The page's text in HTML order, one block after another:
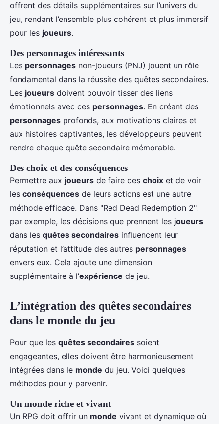
offrent des détails supplémentaires sur l’univers du
jeu, rendant l’ensemble plus cohérent et plus immersif
pour les joueurs.
Des personnages intéressants
Les personnages non-joueurs (PNJ) jouent un rôle
fondamental dans la réussite des quêtes secondaires.
Les joueurs doivent pouvoir tisser des liens
émotionnels avec ces personnages. En créant des
personnages profonds, aux motivations claires et
aux histoires captivantes, les développeurs peuvent
rendre chaque quête secondaire mémorable.
Des choix et des conséquences
Permettre aux joueurs de faire des choix et de voir
les conséquences de leurs actions est une autre
méthode efficace. Dans "Red Dead Redemption 2",
par exemple, les décisions que prennent les joueurs
dans les quêtes secondaires influencent leur
réputation et l’attitude des autres personnages
envers eux. Cela ajoute une dimension
supplémentaire à l’expérience de jeu.
L’intégration des quêtes secondaires
dans le monde du jeu
Pour que les quêtes secondaires soient
engageantes, elles doivent être harmonieusement
intégrées dans le monde du jeu. Voici quelques
méthodes pour y parvenir.
Un monde riche et vivant
Un RPG doit offrir un monde vivant et dynamique où